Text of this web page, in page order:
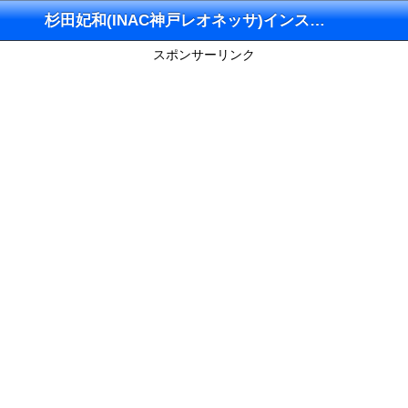
杉田妃和(INAC神戸レオネッサ)インスタグラム
スポンサーリンク